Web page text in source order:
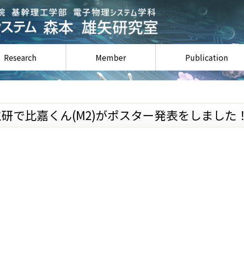
Research Member Publication
で比嘉くん(M2)がポスター発表をしました！